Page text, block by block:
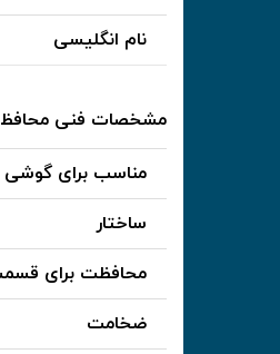
نام انگلیسی
مشخصات فنی
مناسب برای گوشی
ساختار
محافظت برای
ضخامت